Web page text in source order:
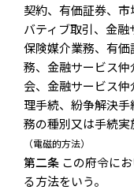
契約、有価証券、
バティブ取引、金融
保険媒介業務、有
務、金融サービス
会、金融サービス
理手続、紛争解決
務の種別又は手続実
（電磁的方法）
第二条 この府令に
る方法をいう。